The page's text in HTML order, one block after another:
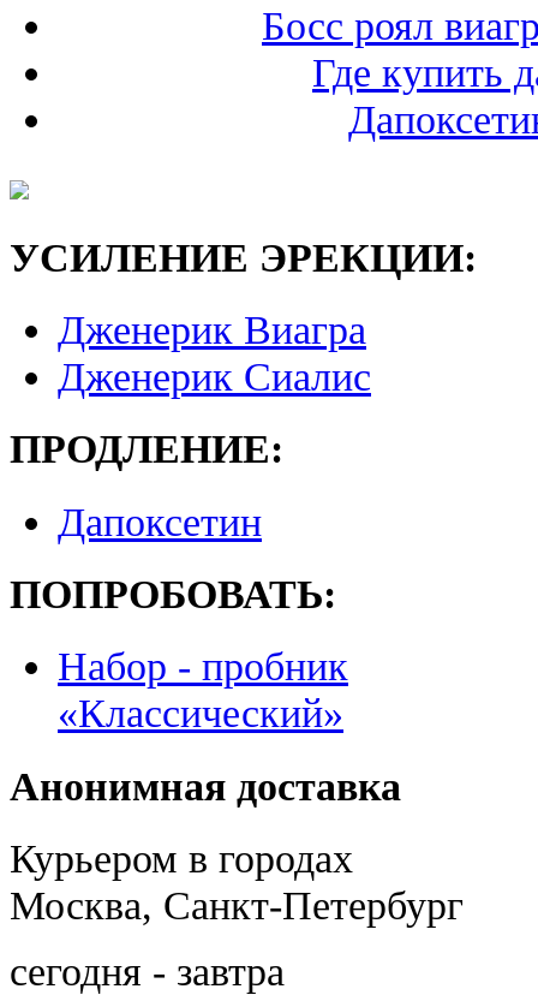
Босс роял
Где купить
УСИЛЕНИЕ ЭРЕКЦИИ:
Дженерик Виагра
Дженерик Сиалис
ПРОДЛЕНИЕ:
Дапоксетин
ПОПРОБОВАТЬ:
Набор - пробник
«Классический»
Анонимная доставка
Курьером в городах
Москва, Санкт-Петербург
сегодня - завтра